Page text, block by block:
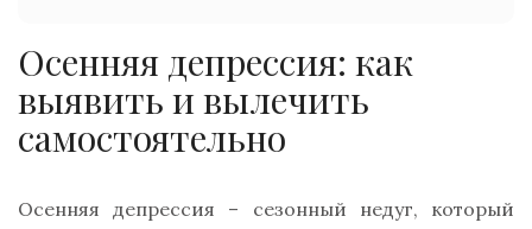
Осенняя депрессия: как
выявить и вылечить
самостоятельно
Осенняя депрессия – сезонный недуг, который